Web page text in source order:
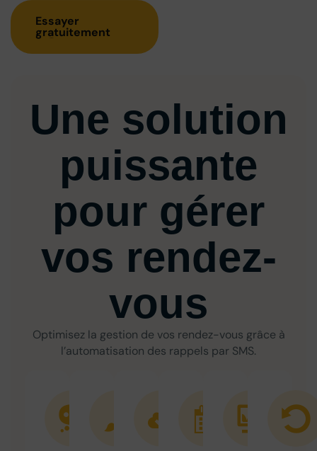
Essayer
gratuitement
Une solution
puissante
pour gérer
vos rendez-
vous
Optimisez la gestion de vos rendez-vous grâce à
l’automatisation des rappels par SMS.